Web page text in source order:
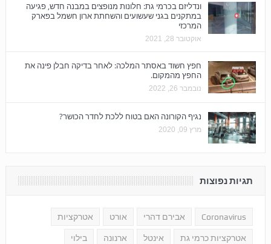
ונדליזם בכרמי גת: חלונות מנופצים במבנה חדש, פגיעה
במתקנים בגני שעשועים והשחתת ארון חשמל בפארק
המרכזי
אוקטובר 28, 2021
חפץ חשוד באסתר המלכה: לאחר בדיקה חבלן פינה את
החפץ מהמקום.
נובמבר 26, 2022
נגיף הקורונה האם בטוח ללכת לחדר הכושר?
מרץ 09, 2020
תגיות נפוצות
Coronavirus אבירם דהרי אורט אטרקציות
אטרקציות כרמי גת אינטל ארנונה בילוי